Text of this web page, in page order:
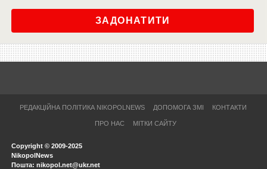
ЗАДОНАТИТИ
РЕДАКЦІЙНА ПОЛІТИКА NIKOPOLNEWS ДОПОМОГА ЗМІ КОНТАКТИ
ПРО НАС МІТКИ САЙТУ
Copyright © 2009-2025
NikopolNews
Пошта: nikopol.net@ukr.net